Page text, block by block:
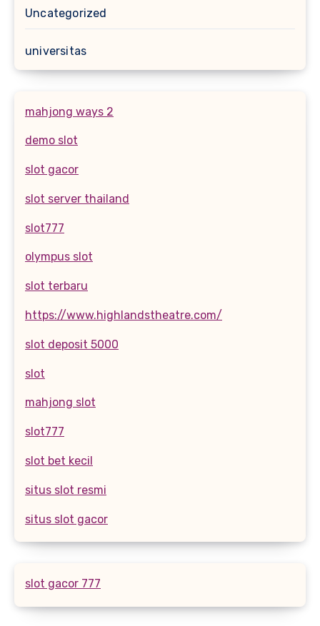
Uncategorized
universitas
mahjong ways 2
demo slot
slot gacor
slot server thailand
slot777
olympus slot
slot terbaru
https://www.highlandstheatre.com/
slot deposit 5000
slot
mahjong slot
slot777
slot bet kecil
situs slot resmi
situs slot gacor
slot gacor 777